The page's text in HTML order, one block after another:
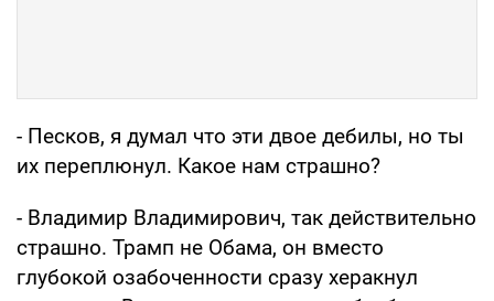
- Песков, я думал что эти двое дебилы, но ты
их переплюнул. Какое нам страшно?
- Владимир Владимирович, так действительно
страшно. Трамп не Обама, он вместо
глубокой озабоченности сразу херакнул